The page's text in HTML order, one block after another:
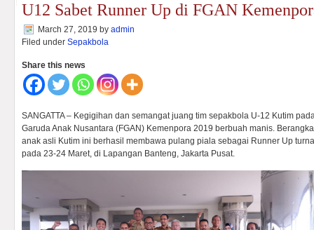
U12 Sabet Runner Up di FGAN
March 27, 2019 by admin
Filed under Sepakbola
Share this news
SANGATTA – Kegigihan dan semangat juang tim sepakbola U-12 Kutim
Garuda Anak Nusantara (FGAN) Kemenpora 2019 berbuah manis.
anak asli Kutim ini berhasil membawa pulang piala sebagai Runner Up
pada 23-24 Maret, di Lapangan Banteng, Jakarta Pusat.